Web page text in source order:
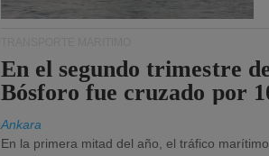
En el segundo trimestre
Bósforo fue cruzado por
Ankara
En la primera mitad del año, el tráfico